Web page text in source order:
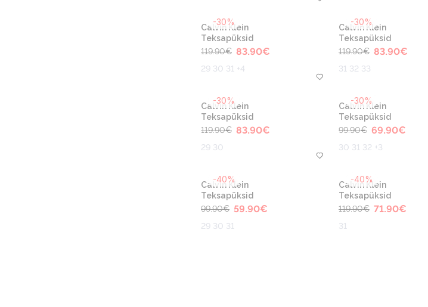
-30%
Calvin Klein
Teksapüksid
119.90€ 83.90€
29 30 31 +4
-30%
Calvin Klein
Teksapüksid
119.90€ 83.90€
31 32 33
-30%
Calvin Klein
Teksapüksid
119.90€ 83.90€
29 30
-30%
Calvin Klein
Teksapüksid
99.90€ 69.90€
30 31 32 +3
-40%
Calvin Klein
Teksapüksid
99.90€ 59.90€
29 30 31
-40%
Calvin Klein
Teksapüksid
119.90€ 71.90€
31